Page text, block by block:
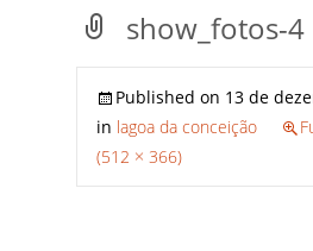
show_fotos-4
Published on 13 de
in lagoa da conceição
(512 × 366)